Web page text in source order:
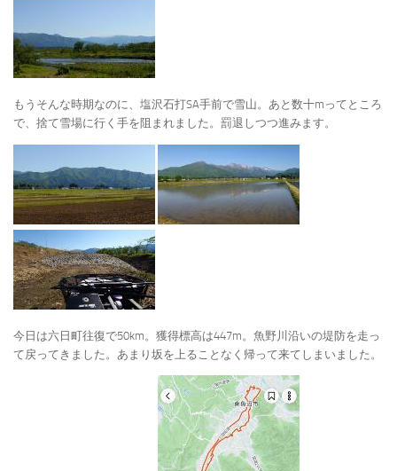
もうそんな時期なのに、塩沢石打SA手前で雪山。あと数十mってところ
で、捨て雪場に行く手を阻まれました。罰退しつつ進みます。
今日は六日町往復で50km。獲得標高は447m。魚野川沿いの堤防を走っ
て戻ってきました。あまり坂を上ることなく帰って来てしまいました。